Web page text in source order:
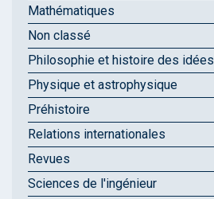
Mathématiques
Non classé
Philosophie et histoire des idées
Physique et astrophysique
Préhistoire
Relations internationales
Revues
Sciences de l'ingénieur